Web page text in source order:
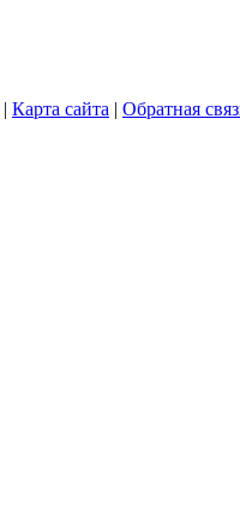
| Карта сайта | Обратная